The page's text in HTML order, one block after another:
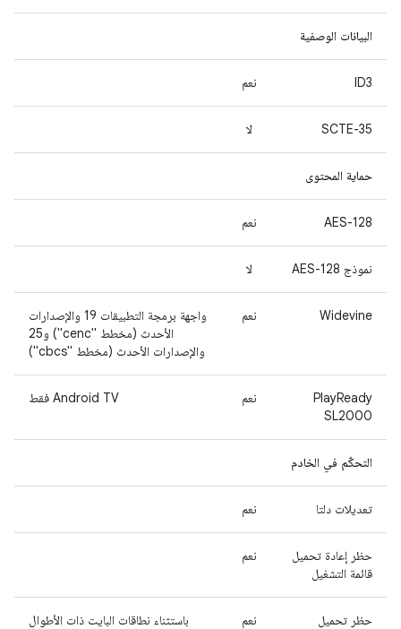
البيانات الوصفية
ID3 نعم
SCTE-35 لا
حماية المحتوى
AES-128 نعم
نموذج AES-128 لا
Widevine نعم
واجهة برمجة التطبيقات 19 والإصدارات
الأحدث (مخطط "cenc") و25
والإصدارات الأحدث (مخطط "cbcs")
PlayReady
SL2000
نعم Android TV فقط
التحكّم في الخادم
تعديلات دلتا نعم
حظر إعادة تحميل
قائمة التشغيل
نعم
حظر تحميل
نعم
باستثناء نطاقات البايت ذات الأطوال